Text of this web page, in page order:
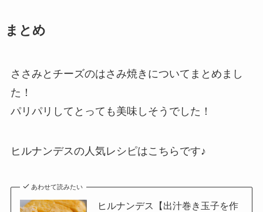
まとめ
ささみとチーズのはさみ焼きについてまとめまし
た！
パリパリしてとっても美味しそうでした！
ヒルナンデスの人気レシピはこちらです♪
あわせて読みたい
ヒルナンデス【出汁巻き玉子を作